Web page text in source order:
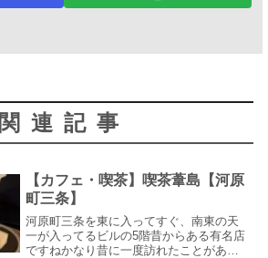
関連記事
【カフェ・喫茶】喫茶葦島【河原
町三条】
河原町三条を東に入ってすぐ、南東の天
一が入ってるビルの5階昔からある有名店
ですねかなり昔に一度訪れたことがある